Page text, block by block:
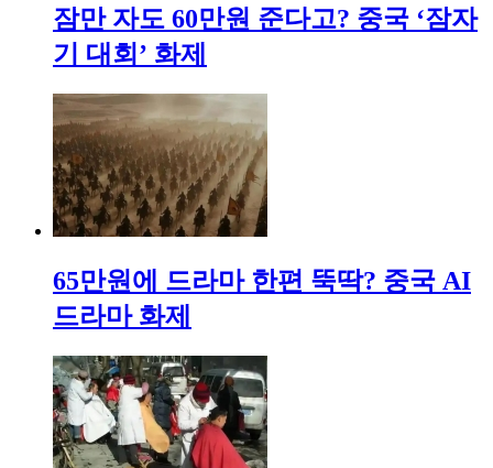
잠만 자도 60만원 준다고? 중국 ‘잠자
기 대회’ 화제
65만원에 드라마 한편 뚝딱? 중국 AI
드라마 화제